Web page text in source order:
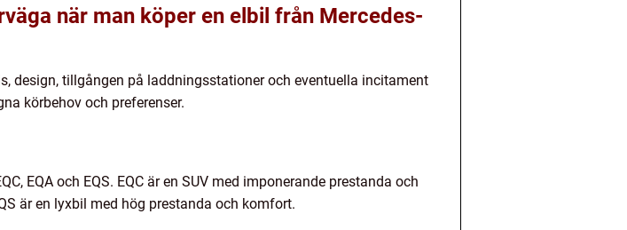
när man köper en elbil från Mercedes-
design, tillgången på laddningsstationer och eventuella incitament
körbehov och preferenser.
EQA och EQS. EQC är en SUV med imponerande prestanda och
är en lyxbil med hög prestanda och komfort.